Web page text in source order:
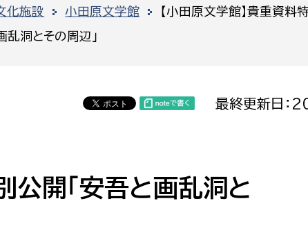
選択
災・安全
目的
職員課
市税総務課
市民税課
化施設 小田原文学館 【小田原文学館】貴重資料
乱洞とその周辺」
最終更新日：
公開「安吾と画乱洞と